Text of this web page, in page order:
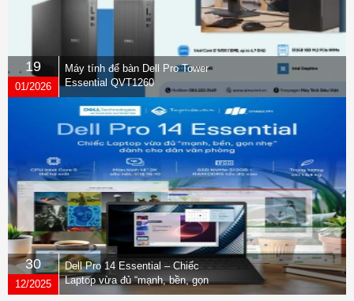
19
01/2026
Máy tính để bàn Dell Pro Tower
Essential QVT1260
30
12/2025
Dell Pro 14 Essential – Chiếc
Laptop vừa đủ “mạnh, bền, gọn
nhẹ” dành cho dân văn phòng